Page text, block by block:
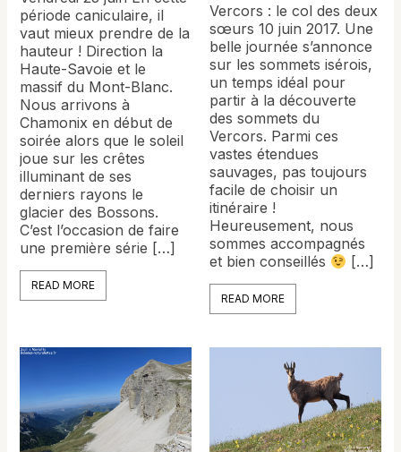
période caniculaire, il
vaut mieux prendre de la
hauteur ! Direction la
Haute-Savoie et le
massif du Mont-Blanc.
Nous arrivons à
Chamonix en début de
soirée alors que le soleil
joue sur les crêtes
illuminant de ses
derniers rayons le
glacier des Bossons.
C’est l’occasion de faire
une première série […]
READ MORE
Vercors : le col des deux
sœurs 10 juin 2017. Une
belle journée s’annonce
sur les sommets isérois,
un temps idéal pour
partir à la découverte
des sommets du
Vercors. Parmi ces
vastes étendues
sauvages, pas toujours
facile de choisir un
itinéraire !
Heureusement, nous
sommes accompagnés
et bien conseillés
[…]
READ MORE